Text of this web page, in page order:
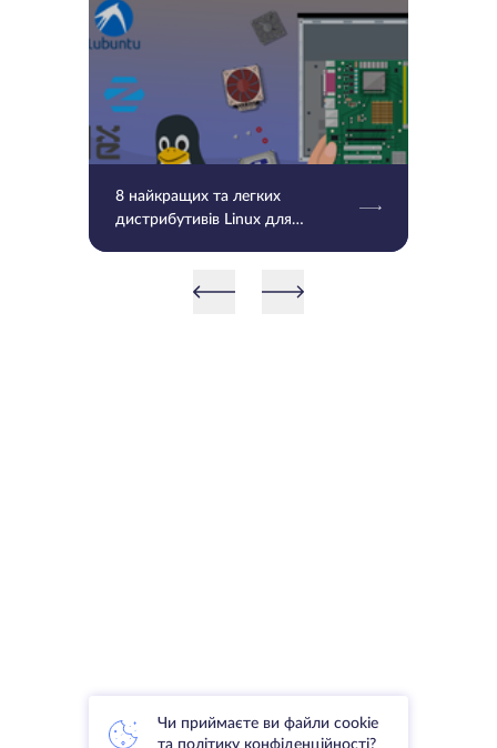
8 найкращих та легких
дистрибутивів Linux для
Чи приймаєте ви файли cookie
та політику конфіденційності?